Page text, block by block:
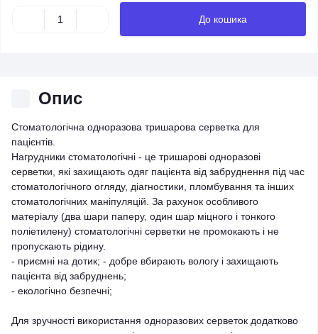
До кошика
Опис
Стоматологічна одноразова тришарова серветка для
пацієнтів.
Нагрудники стоматологічні - це тришарові одноразові
серветки, які захищають одяг пацієнта від забруднення під час
стоматологічного огляду, діагностики, пломбування та інших
стоматологічних маніпуляцій. За рахунок особливого
матеріалу (два шари паперу, один шар міцного і тонкого
поліетилену) стоматологічні серветки не промокають і не
пропускають рідину.
- приємні на дотик; - добре вбирають вологу і захищають
пацієнта від забруднень;
- екологічно безпечні;
Для зручності використання одноразових серветок додатково